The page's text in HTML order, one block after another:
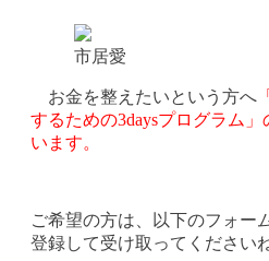
市居愛
お金を整えたいという方へ
するための3daysプログラム
います。
ご希望の方は、以下のフォー
登録して受け取ってください